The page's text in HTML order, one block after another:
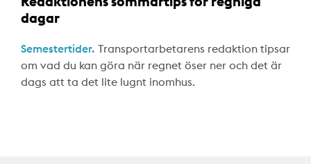
dagar
Semestertider. Transportarbetarens redaktion tipsar
om vad du kan göra när regnet öser ner och det är
dags att ta det lite lugnt inomhus.